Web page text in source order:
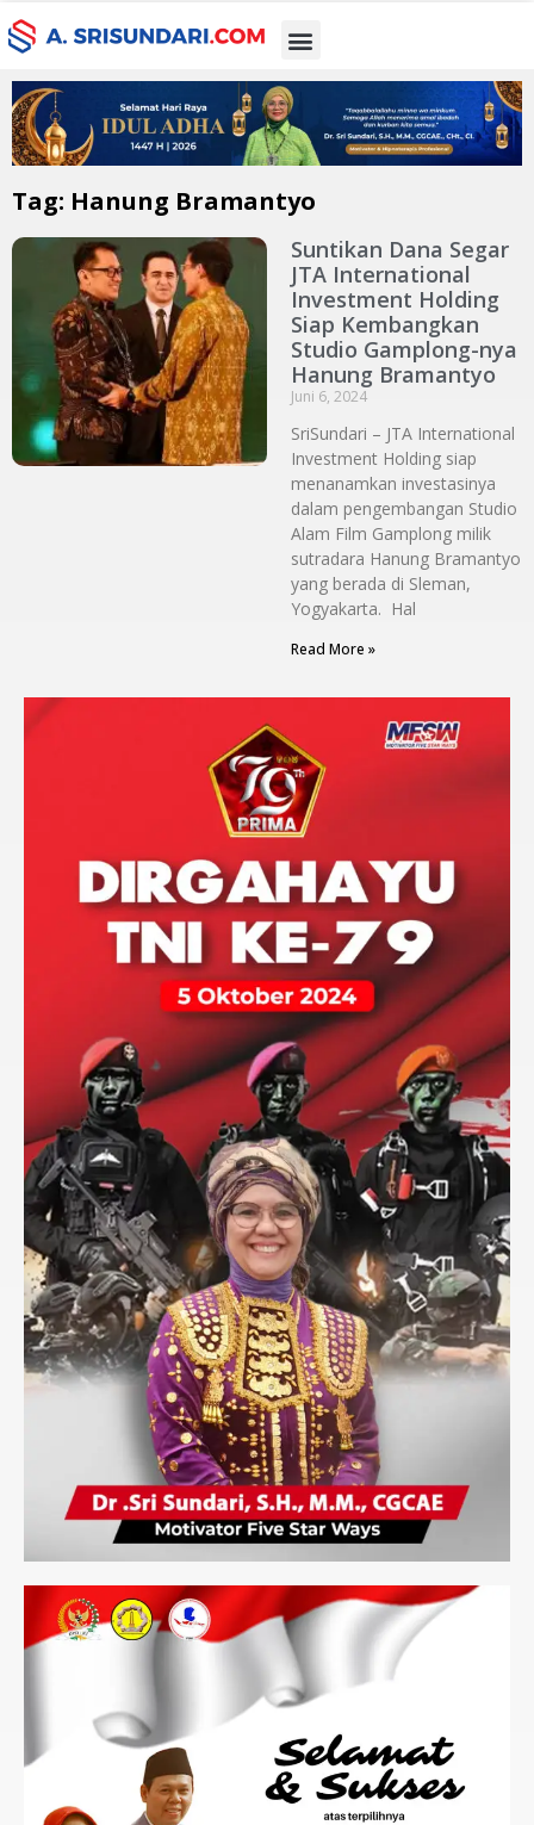
Tag: Hanung Bramantyo
Suntikan Dana Segar
JTA International
Investment Holding
Siap Kembangkan
Studio Gamplong-nya
Hanung Bramantyo
Juni 6, 2024
SriSundari – JTA International
Investment Holding siap
menanamkan investasinya
dalam pengembangan Studio
Alam Film Gamplong milik
sutradara Hanung Bramantyo
yang berada di Sleman,
Yogyakarta. Hal
Read More »